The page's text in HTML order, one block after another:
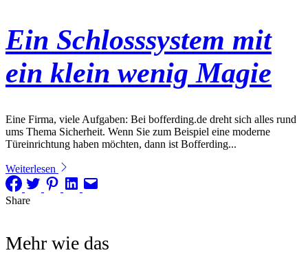
Ein Schlosssystem mit
ein klein wenig Magie
Eine Firma, viele Aufgaben: Bei bofferding.de dreht sich alles rund
ums Thema Sicherheit. Wenn Sie zum Beispiel eine moderne
Türeinrichtung haben möchten, dann ist Bofferding...
Weiterlesen
Share
Mehr wie das